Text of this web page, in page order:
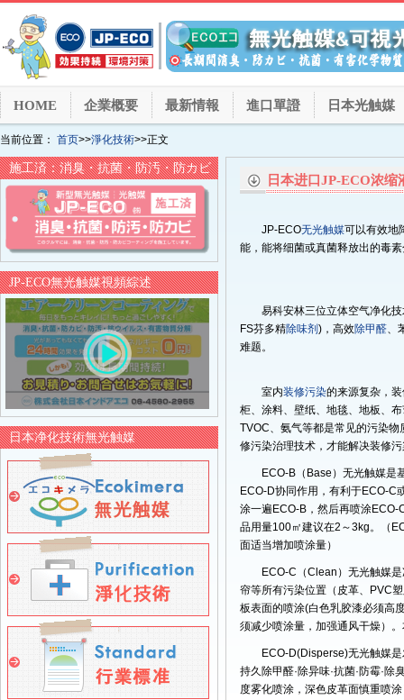
HOME 企業概要 最新情報 進口單證 日本光触媒
当前位置： 首页>>淨化技術>>正文
日本进口JP-ECO浓
JP-ECO无光触媒可以有效地
能，能将细菌或真菌释放出的毒
易科安林三位立体空气净化
FS芬多精除味剂 )，高效除甲醛、
难题。
室内装修污染的来源复杂，
柜、涂料、壁纸、地毯、地板、
TVOC、氨气等都是常见的污染物
修污染治理技术，才能解决装修
ECO-B（Base）无光触媒是
ECO-D协同作用，有利于ECO-C
涂一遍ECO-B，然后再喷涂
品用量100㎡建议在2～3kg。（
面适当增加喷涂量）
ECO-C（Clean）无光触媒
帘等所有污染位置（皮革、PVC
板表面的喷涂(白色乳胶漆必须高
须减少喷涂量，加强通风干燥）
ECO-D(Disperse)无光触媒
持久除甲醛·除异味·抗菌·防霉·
度雾化喷涂，深色皮革面慎重喷
施工済：消臭・抗菌・防汚・防カビ
JP-ECO無光触媒視頻綜述
日本净化技術無光触媒